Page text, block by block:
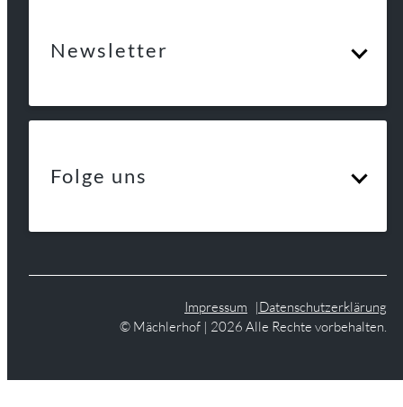
Newsletter
Folge uns
Impressum
Datenschutzerklärung
© Mächlerhof | 2026 Alle Rechte vorbehalten.